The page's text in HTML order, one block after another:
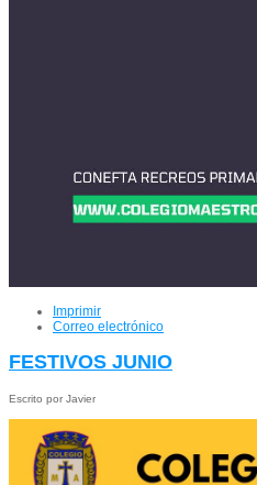
Imprimir
Correo electrónico
FESTIVOS JUNIO
Escrito por Javier